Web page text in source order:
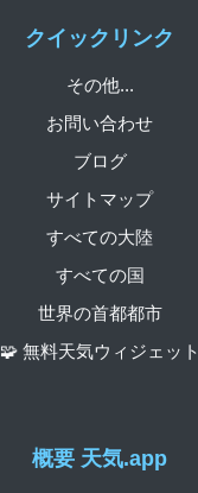
概要 天気.app
クイックリンク
その他...
お問い合わせ
ブログ
サイトマップ
すべての大陸
すべての国
世界の首都都市
🧩 無料天気ウィジェット